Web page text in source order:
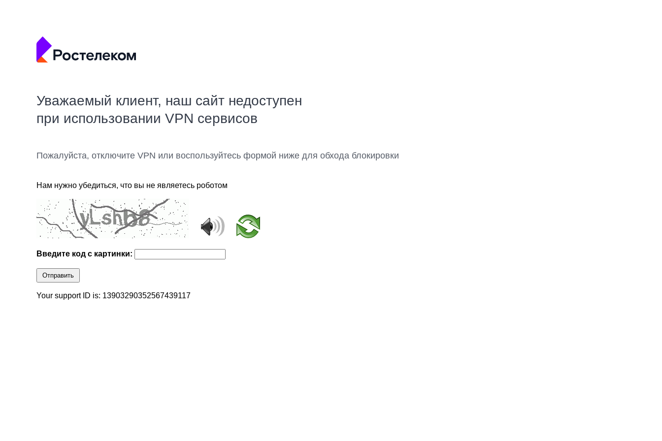
Уважаемый клиент, наш сайт недоступен
при использовании VPN сервисов
Пожалуйста, отключите VPN или воспользуйтесь формой ниже для обхода блокировки
Нам нужно убедиться, что вы не являетесь роботом
Введите код с картинки:
Отправить
Your support ID is: 13903290352567439117